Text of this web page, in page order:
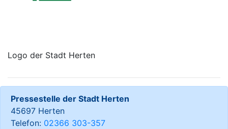
Logo der Stadt Herten
Pressestelle der Stadt Herten
45697 Herten
Telefon: 02366 303-357